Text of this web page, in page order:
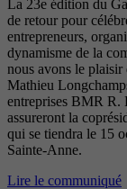
La 23e édition du
de retour pour
entrepreneurs,
dynamisme de la
nous avons le
Mathieu
entreprises BMR R.
assureront la
qui se tiendra le 15
Sainte-Anne.
Lire le communiqué